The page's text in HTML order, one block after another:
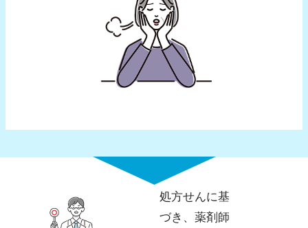
処方せんに基
づき、 薬剤師